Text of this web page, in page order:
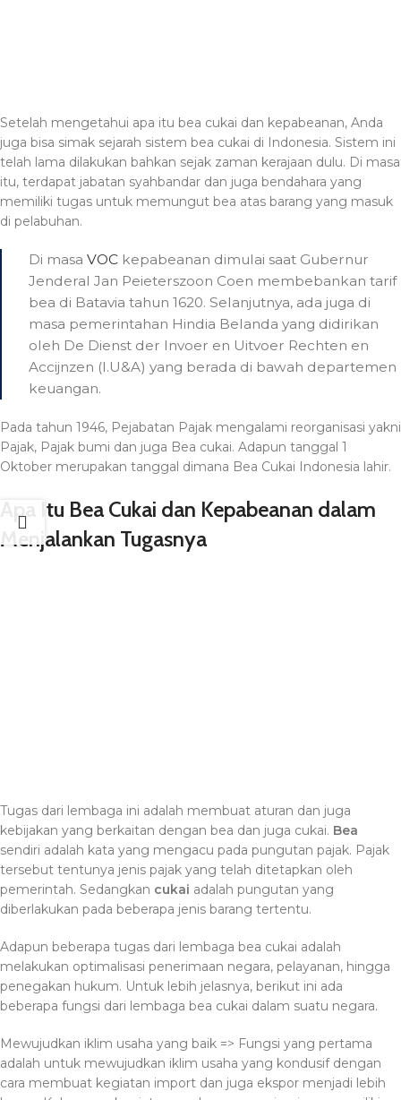
Setelah mengetahui apa itu bea cukai dan kepabeanan, Anda
juga bisa simak sejarah sistem bea cukai di Indonesia. Sistem ini
telah lama dilakukan bahkan sejak zaman kerajaan dulu. Di masa
itu, terdapat jabatan syahbandar dan juga bendahara yang
memiliki tugas untuk memungut bea atas barang yang masuk
di pelabuhan.
Di masa VOC kepabeanan dimulai saat Gubernur
Jenderal Jan Peieterszoon Coen membebankan tarif
bea di Batavia tahun 1620. Selanjutnya, ada juga di
masa pemerintahan Hindia Belanda yang didirikan
oleh De Dienst der Invoer en Uitvoer Rechten en
Accijnzen (I.U&A) yang berada di bawah departemen
keuangan.
Pada tahun 1946, Pejabatan Pajak mengalami reorganisasi yakni
Pajak, Pajak bumi dan juga Bea cukai. Adapun tanggal 1
Oktober merupakan tanggal dimana Bea Cukai Indonesia lahir.
Apa Itu Bea Cukai dan Kepabeanan dalam
Menjalankan Tugasnya
Tugas dari lembaga ini adalah membuat aturan dan juga
kebijakan yang berkaitan dengan bea dan juga cukai. Bea
sendiri adalah kata yang mengacu pada pungutan pajak. Pajak
tersebut tentunya jenis pajak yang telah ditetapkan oleh
pemerintah. Sedangkan cukai adalah pungutan yang
diberlakukan pada beberapa jenis barang tertentu.
Adapun beberapa tugas dari lembaga bea cukai adalah
melakukan optimalisasi penerimaan negara, pelayanan, hingga
penegakan hukum. Untuk lebih jelasnya, berikut ini ada
beberapa fungsi dari lembaga bea cukai dalam suatu negara.
Mewujudkan iklim usaha yang baik => Fungsi yang pertama
adalah untuk mewujudkan iklim usaha yang kondusif dengan
cara membuat kegiatan import dan juga ekspor menjadi lebih